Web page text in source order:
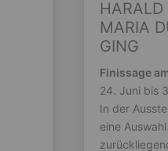
HARALD
MARIA
GING
Finissage
24. Juni bis
In der
eine